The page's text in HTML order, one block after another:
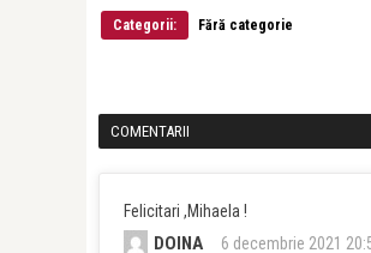
Categorii: Fără categorie
COMENTARII
Felicitari ,Mihaela !
DOINA 6 decembrie 2021